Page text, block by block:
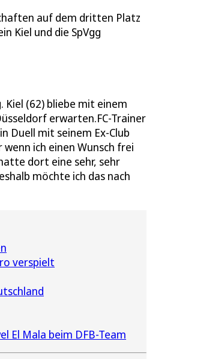
auf dem dritten Platz
Kiel und die SpVgg
Kiel (62) bliebe mit einem
erwarten.FC-Trainer
Duell mit seinem Ex-Club
ich einen Wunsch frei
dort eine sehr, sehr
möchte ich das nach
verspielt
El Mala beim DFB-Team